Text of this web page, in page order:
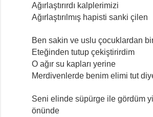
Ağırlaştırırdı kalplerimizi
Ağırlaştırılmış hapisti sanki çilen
Ben sakin ve uslu çocuklardan
Eteğinden tutup çekiştirirdim
O ağır su kapları yerine
Merdivenlerde benim elimi tut
Seni elinde süpürge ile gördüm
önünde